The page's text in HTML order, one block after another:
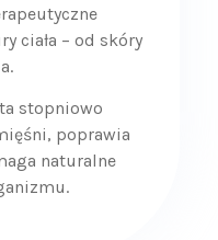
ciała – od skóry
stopniowo
poprawia
naturalne